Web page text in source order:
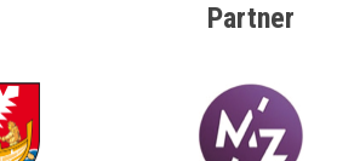
Partner